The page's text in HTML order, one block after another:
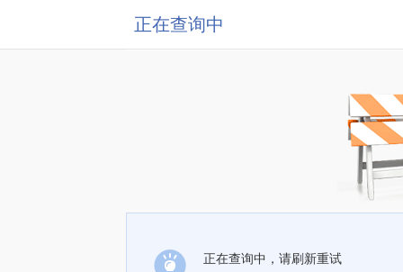
正在查询中
正在查询中，请刷新重试